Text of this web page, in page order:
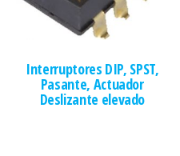
Interruptores DIP, SPST,
Pasante, Actuador
Deslizante elevado